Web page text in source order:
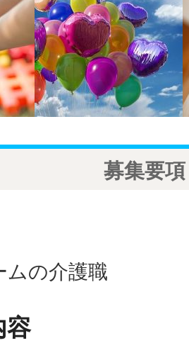
募集要項
ムの介護職
容